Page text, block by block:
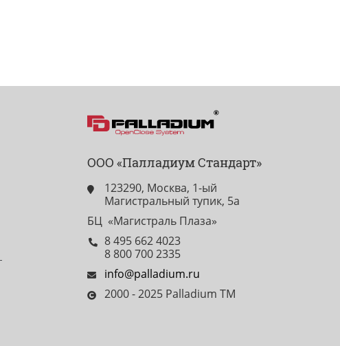
ООО «Палладиум Стандарт»
123290, Москва, 1-ый
Магистральный тупик, 5а
БЦ «Магистраль Плаза»
8 495 662 4023
8 800 700 2335
info@palladium.ru
2000 - 2025 Palladium TM